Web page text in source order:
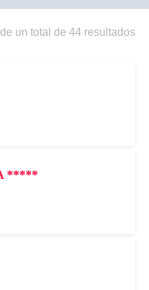
un total de 44 resultados
*****